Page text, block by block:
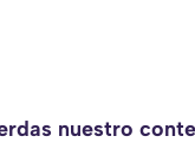
nuestro